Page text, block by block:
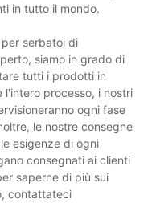
in tutto il mondo.
serbatoi di
siamo in grado di
tutti i prodotti in
l'intero processo, i nostri
ogni fase
le nostre consegne
esigenze di ogni
consegnati ai clienti
saperne di più sui
contattateci